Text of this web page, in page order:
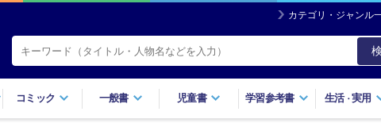
カテゴリ・ジャンル
コミック 一般書 児童書 学習参考書 生活・実用